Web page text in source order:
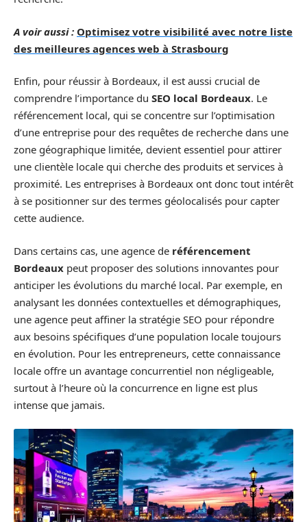
A voir aussi : Optimisez votre visibilité avec notre liste
des meilleures agences web à Strasbourg
Enfin, pour réussir à Bordeaux, il est aussi crucial de
comprendre l’importance du SEO local Bordeaux. Le
référencement local, qui se concentre sur l’optimisation
d’une entreprise pour des requêtes de recherche dans une
zone géographique limitée, devient essentiel pour attirer
une clientèle locale qui cherche des produits et services à
proximité. Les entreprises à Bordeaux ont donc tout intérêt
à se positionner sur des termes géolocalisés pour capter
cette audience.
Dans certains cas, une agence de référencement
Bordeaux peut proposer des solutions innovantes pour
anticiper les évolutions du marché local. Par exemple, en
analysant les données contextuelles et démographiques,
une agence peut affiner la stratégie SEO pour répondre
aux besoins spécifiques d’une population locale toujours
en évolution. Pour les entrepreneurs, cette connaissance
locale offre un avantage concurrentiel non négligeable,
surtout à l’heure où la concurrence en ligne est plus
intense que jamais.